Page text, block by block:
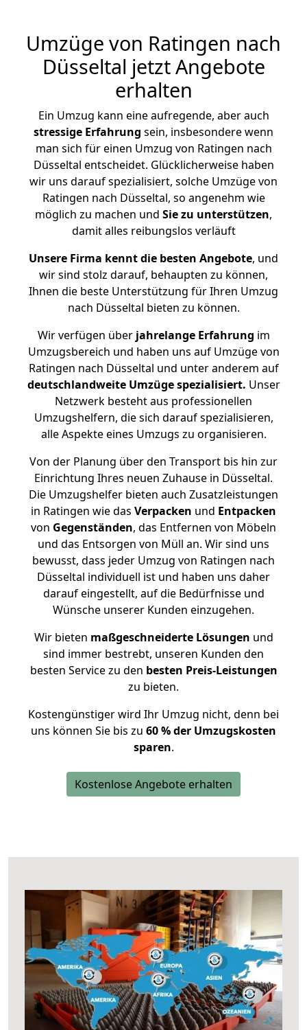
Umzüge von Ratingen nach
Düsseltal jetzt Angebote
erhalten
Ein Umzug kann eine aufregende, aber auch
stressige Erfahrung sein, insbesondere wenn
man sich für einen Umzug von Ratingen nach
Düsseltal entscheidet. Glücklicherweise haben
wir uns darauf spezialisiert, solche Umzüge von
Ratingen nach Düsseltal, so angenehm wie
möglich zu machen und Sie zu unterstützen,
damit alles reibungslos verläuft
Unsere Firma kennt die besten Angebote, und
wir sind stolz darauf, behaupten zu können,
Ihnen die beste Unterstützung für Ihren Umzug
nach Düsseltal bieten zu können.
Wir verfügen überjahrelange Erfahrung im
Umzugsbereich und haben uns auf Umzüge von
Ratingen nach Düsseltal und unter anderem auf
deutschlandweite Umzüge spezialisiert. Unser
Netzwerk besteht aus professionellen
Umzugshelfern, die sich darauf spezialisieren,
alle Aspekte eines Umzugs zu organisieren.
Von der Planung über den Transport bis hin zur
Einrichtung Ihres neuen Zuhause in Düsseltal.
Die Umzugshelfer bieten auch Zusatzleistungen
in Ratingen wie das Verpacken und Entpacken
von Gegenständen, das Entfernen von Möbeln
und das Entsorgen von Müll an. Wir sind uns
bewusst, dass jeder Umzug von Ratingen nach
Düsseltal individuell ist und haben uns daher
darauf eingestellt, auf die Bedürfnisse und
Wünsche unserer Kunden einzugehen.
Wir bieten maßgeschneiderte Lösungen und
sind immer bestrebt, unseren Kunden den
besten Service zu den besten Preis-Leistungen
zu bieten.
Kostengünstiger wird Ihr Umzug nicht, denn bei
uns können Sie bis zu 60 % der Umzugskosten
sparen.
Kostenlose Angebote erhalten